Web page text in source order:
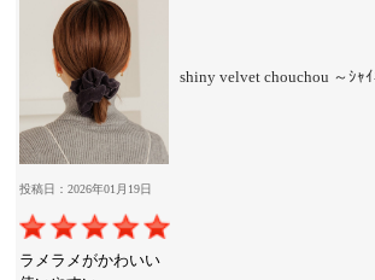
shiny velvet chouchou ～ｼｬ
投稿日：2026年01月19日
ラメラメがかわいい